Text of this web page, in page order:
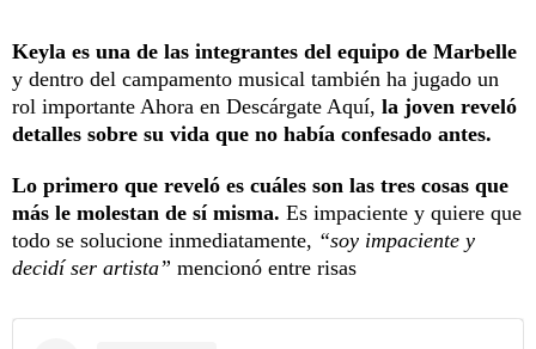
Keyla es una de las integrantes del equipo de Marbelle
y dentro del campamento musical también ha jugado un
rol importante Ahora en Descárgate Aquí, la joven reveló
detalles sobre su vida que no había confesado antes.
Lo primero que reveló es cuáles son las tres cosas que
más le molestan de sí misma. Es impaciente y quiere que
todo se solucione inmediatamente, “soy impaciente y
decidí ser artista” mencionó entre risas